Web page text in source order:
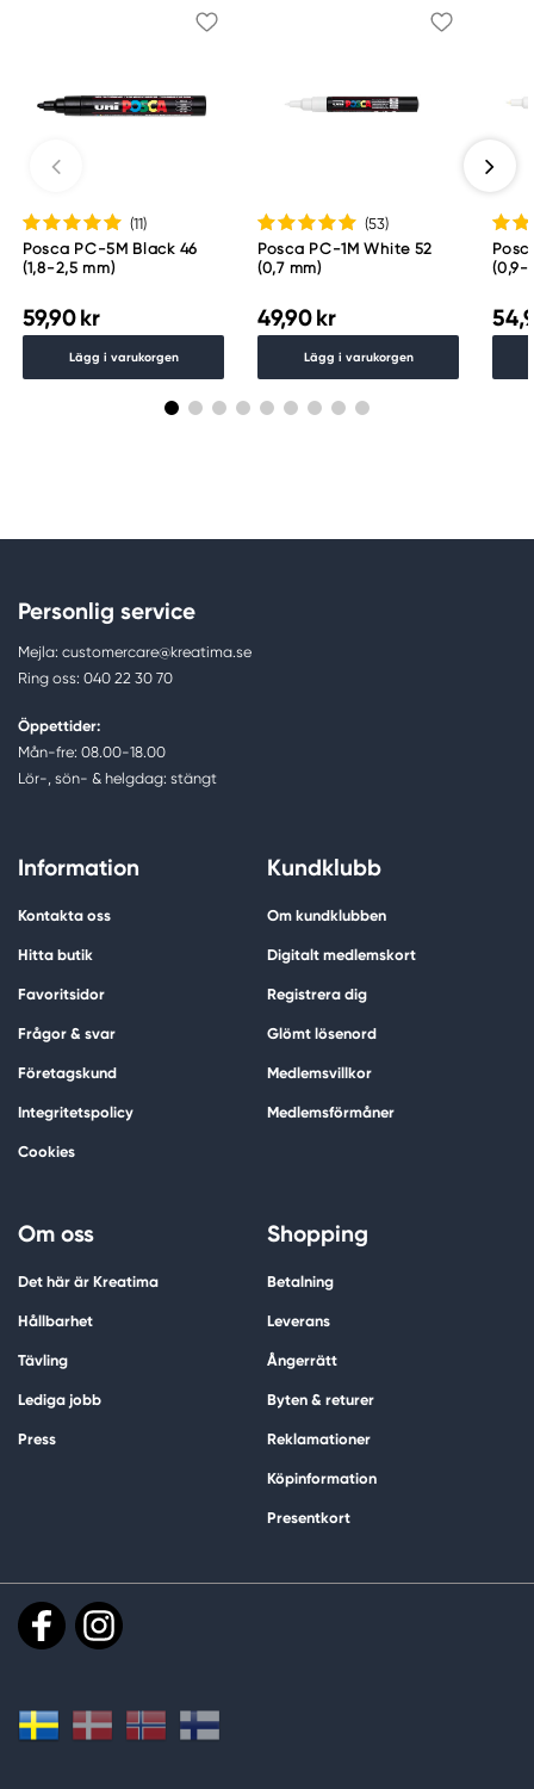
(11)
Posca PC-5M Black 46
(1,8-2,5 mm)
59,90 kr
Lägg i varukorgen
(53)
Posca PC-1M White 52
(0,7 mm)
49,90 kr
Lägg i varukorgen
Posca
(0,9-
Personlig service
Mejla: customercare@kreatima.se
Ring oss: 040 22 30 70
Öppettider:
Mån-fre: 08.00-18.00
Lör-, sön- & helgdag: stängt
Information
Kontakta oss
Hitta butik
Favoritsidor
Frågor & svar
Företagskund
Integritetspolicy
Cookies
Kundklubb
Om kundklubben
Digitalt medlemskort
Registrera dig
Glömt lösenord
Medlemsvillkor
Medlemsförmåner
Om oss
Det här är Kreatima
Hållbarhet
Tävling
Lediga jobb
Press
Shopping
Betalning
Leverans
Ångerrätt
Byten & returer
Reklamationer
Köpinformation
Presentkort